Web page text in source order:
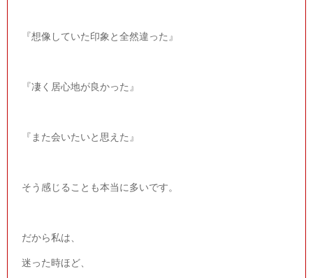
『想像していた印象と全然違った』
『凄く居心地が良かった』
『また会いたいと思えた』
そう感じることも本当に多いです。
だから私は、
迷った時ほど、